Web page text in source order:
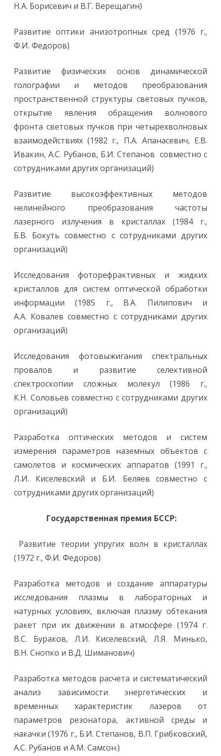
Н.А. Борисевич и В.Г. Верещагин)
Развитие оптики анизотропных сред (1976 г.,
Ф.И. Федоров)
Развитие физических основ динамической
голографии и методов преобразования
пространственной структуры световых пучков,
открытие явления обращения волнового
фронта световых пучков при четырехволновых
взаимодействиях (1982 г., П.А. Апанасевич, Е.В.
Ивакин, А.С. Рубанов, Б.И. Степанов совместно с
сотрудниками других организаций)
Развитие высокоэффективных методов
нелинейного преобразования частоты
лазерного излучения в кристаллах (1984 г.,
Б.В. Бокуть совместно с сотрудниками других
организаций)
Исследования фоторефрактивных и жидких
кристаллов для систем оптической обработки
информации (1985 г., В.А. Пилипович и
А.А. Ковалев совместно с сотрудниками других
организаций)
Исследования фотовыжигания спектральных
провалов и развитие селективной
спектроскопии сложных молекул (1986 г.,
К.Н. Соловьев совместно с сотрудниками других
организаций)
Разработка оптических методов и систем
измерения параметров наземных объектов с
самолетов и космических аппаратов (1991 г.,
Л.И. Киселевский и Б.И. Беляев совместно с
сотрудниками других организаций)
Государственная премия БССР:
Развитие теории упругих волн в кристаллах
(1972 г., Ф.И. Федоров)
Разработка методов и создание аппаратуры
исследования плазмы в лабораторных и
натурных условиях, включая плазму обтекания
ракет при их движении в атмосфере (1974 г.
В.С. Бураков, Л.И. Киселевский, Л.Я. Минько,
В.Н. Снопко и В.Д. Шиманович)
Разработка методов расчета и систематический
анализ зависимости энергетических и
временных характеристик лазеров от
параметров резонатора, активной среды и
накачки (1976 г., Б.И. Степанов, В.П. Грибковский,
А.С. Рубанов и А.М. Самсон.)